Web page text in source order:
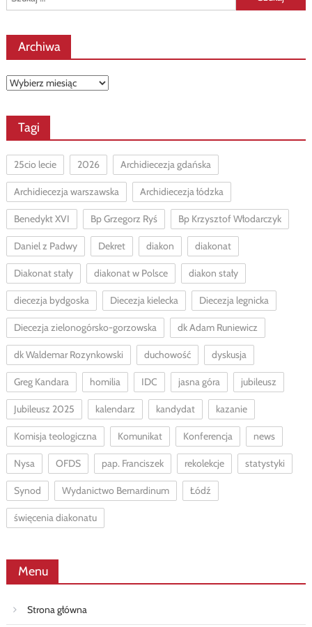
Archiwa
Archiwa
Tagi
25cio lecie 2026 Archidiecezja gdańska
Archidiecezja warszawska Archidiecezja łódzka
Benedykt XVI Bp Grzegorz Ryś Bp Krzysztof Włodarczyk
Daniel z Padwy Dekret diakon diakonat
Diakonat stały diakonat w Polsce diakon stały
diecezja bydgoska Diecezja kielecka Diecezja legnicka
Diecezja zielonogórsko-gorzowska dk Adam Runiewicz
dk Waldemar Rozynkowski duchowość dyskusja
Greg Kandara homilia IDC jasna góra jubileusz
Jubileusz 2025 kalendarz kandydat kazanie
Komisja teologiczna Komunikat Konferencja news
Nysa OFDS pap. Franciszek rekolekcje statystyki
Synod Wydanictwo Bernardinum Łódź
święcenia diakonatu
Menu
Strona główna